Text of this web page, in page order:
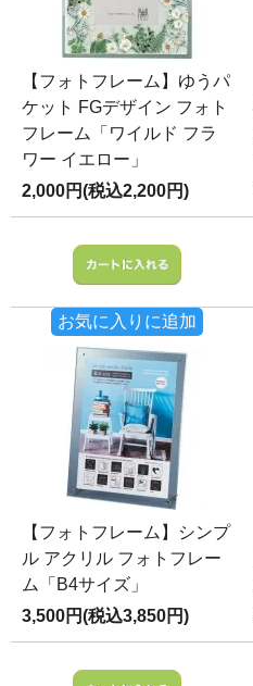
【フォトフレーム】ゆうパ
ケット FGデザイン フォト
フレーム「ワイルド フラ
ワー イエロー」
2,000円(税込2,200円)
お気に入りに追加
【フォトフレーム】シンプ
ル アクリル フォトフレー
ム「B4サイズ」
3,500円(税込3,850円)